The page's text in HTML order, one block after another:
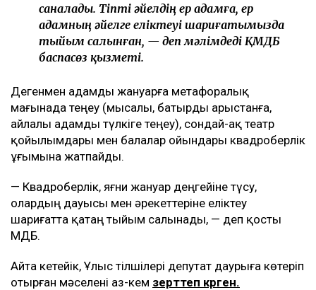
саналады. Тіпті әйелдің ер адамға, ер
адамның әйелге еліктеуі шариғатымызда
тыйым салынған, — деп мәлімдеді ҚМДБ
баспасөз қызметі.
Дегенмен адамды жануарға метафоралық
мағынада теңеу (мысалы, батырды арыстанға,
айлалы адамды түлкіге теңеу), сондай-ақ театр
қойылымдары мен балалар ойындары квадроберлік
ұғымына жатпайды.
— Квадроберлік, яғни жануар деңгейіне түсу,
олардың дауысы мен әрекеттеріне еліктеу
шариғатта қатаң тыйым салынады, — деп қосты
ҚМДБ.
Айта кетейік, Ұлыс тілшілері депутат даурыға көтеріп
отырған мәселені аз-кем зерттеп көрген.